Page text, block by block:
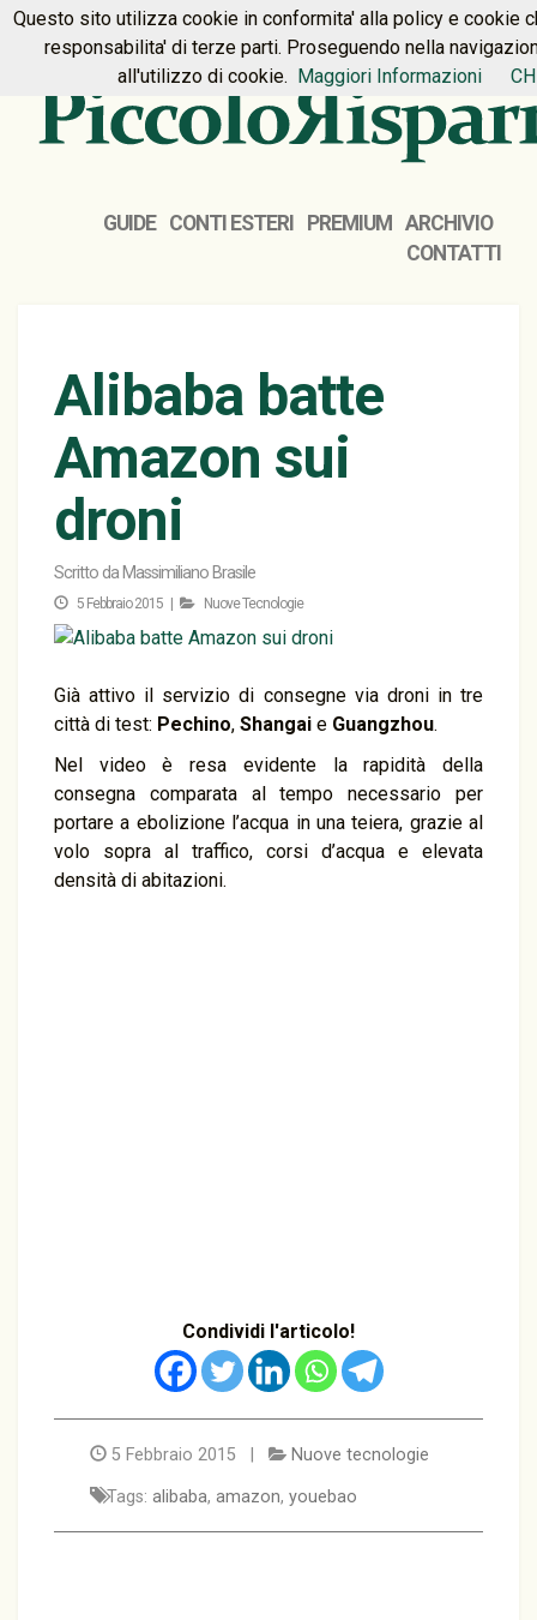
HOME PREMIUM CONTATTI
GUIDE CONTI ESTERI PREMIUM
ARCHIVIO
CONTATTI
Alibaba batte
Amazon sui
droni
Scritto da Massimiliano Brasile
5 Febbraio 2015 | Nuove Tecnologie
Già attivo il servizio di consegne via droni in tre
città di test: Pechino, Shangai e Guangzhou.
Nel video è resa evidente la rapidità della
consegna comparata al tempo necessario per
portare a ebolizione l’acqua in una teiera, grazie al
volo sopra al traffico, corsi d’acqua e elevata
densità di abitazioni.
Condividi l'articolo!
5 Febbraio 2015 | Nuove tecnologie
Tags: alibaba, amazon, youebao
Questo sito utilizza cookie in conformita' alla policy e cookie
responsabilita' di terze parti. Proseguendo nella
all'utilizzo di cookie. Maggiori Informazioni